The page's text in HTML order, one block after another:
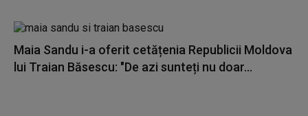
Maia Sandu i-a oferit cetățenia Republicii Moldova
lui Traian Băsescu: "De azi sunteți nu doar...